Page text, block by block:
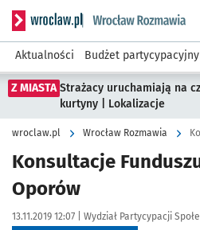
Serwis informacyjny wroclaw.pl
Aktualności Budżet partycypacyjny
Z MIASTA Strażacy uruchamiają na
kurtyny | Lokalizacje
wroclaw.pl Wrocław Rozmawia
Konsultacje
Oporów
Data publikacji:
13.11.2019 12:07 | Autor:
Wydział Partycypacji